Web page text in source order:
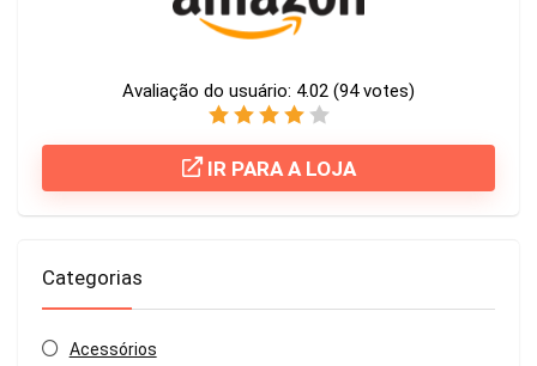
Avaliação do usuário: 4.02 (94votes)
IR PARA A LOJA
Categorias
Acessórios